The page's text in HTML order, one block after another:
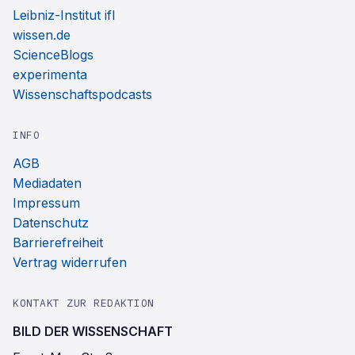
Leibniz-Institut ifl
wissen.de
ScienceBlogs
experimenta
Wissenschaftspodcasts
INFO
AGB
Mediadaten
Impressum
Datenschutz
Barrierefreiheit
Vertrag widerrufen
KONTAKT ZUR REDAKTION
BILD DER WISSENSCHAFT